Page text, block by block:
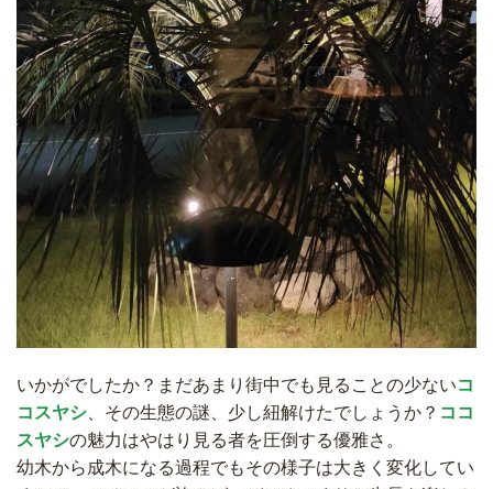
いかがでしたか？まだあまり街中でも見ることの少ないコ
コスヤシ、その生態の謎、少し紐解けたでしょうか？ ココ
スヤシの魅力はやはり見る者を圧倒する優雅さ。
幼木から成木になる過程でもその様子は大きく変化してい